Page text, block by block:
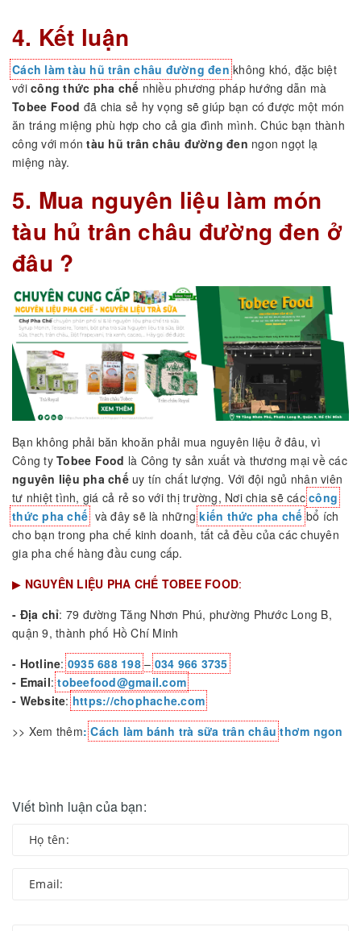
4. Kết luận
Cách làm tàu hũ trân châu đường đenkhông khó, đặc biệt
với công thức pha chế nhiều phương pháp hướng dẫn mà
Tobee Food đã chia sẻ hy vọng sẽ giúp bạn có được một món
ăn tráng miệng phù hợp cho cả gia đình mình. Chúc bạn thành
công với móntàu hũ trân châu đường đen ngon ngọt lạ
miệng này.
5. Mua nguyên liệu làm món
tàu hủ trân châu đường đen ở
đâu ?
Bạn không phải băn khoăn phải mua nguyên liệu ở đâu, vì
Công ty Tobee Food là Công ty sản xuất và thương mại về các
nguyên liệu pha chế uy tín chất lượng. Với đội ngủ nhân viên
tư nhiệt tình, giá cả rẻ so với thị trường, Nơi chia sẽ cáccông
thức pha chếvà đây sẽ là nhữngkiến thức pha chếbổ ích
cho bạn trong pha chế kinh doanh, tất cả đều của các chuyên
gia pha chế hàng đầu cung cấp.
▶ NGUYÊN LIỆU PHA CHẾ TOBEE FOOD:
- Địa chỉ: 79 đường Tăng Nhơn Phú, phường Phước Long B,
quận 9, thành phố Hồ Chí Minh
- Hotline:0935 688 198– 034 966 3735
- Email:tobeefood@gmail.com
- Website:https://chophache.com
>> Xem thêm:Cách làm bánh trà sữa trân châuthơm ngon
Viết bình luận của bạn: